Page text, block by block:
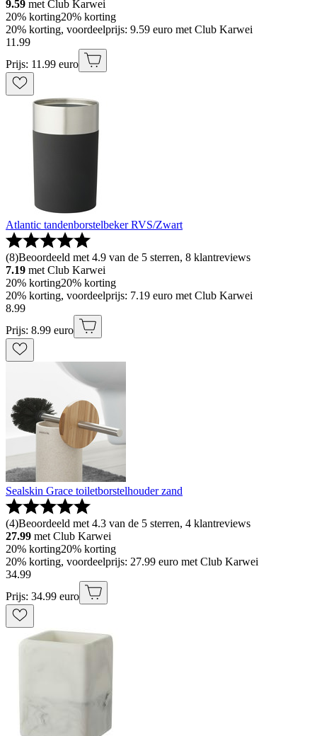
9.59 met Club Karwei
20% korting20% korting
20% korting, voordeelprijs: 9.59 euro met Club Karwei
11 .99
Prijs: 11.99 euro
Atlantic tandenborstelbeker RVS/Zwart
(8)Beoordeeld met 4.9 van de 5 sterren, 8 klantreviews
7.19 met Club Karwei
20% korting20% korting
20% korting, voordeelprijs: 7.19 euro met Club Karwei
8.99
Prijs: 8.99 euro
Sealskin Grace toiletborstelhouder zand
(4)Beoordeeld met 4.3 van de 5 sterren, 4 klantreviews
27.99 met Club Karwei
20% korting20% korting
20% korting, voordeelprijs: 27.99 euro met Club Karwei
34.99
Prijs: 34.99 euro